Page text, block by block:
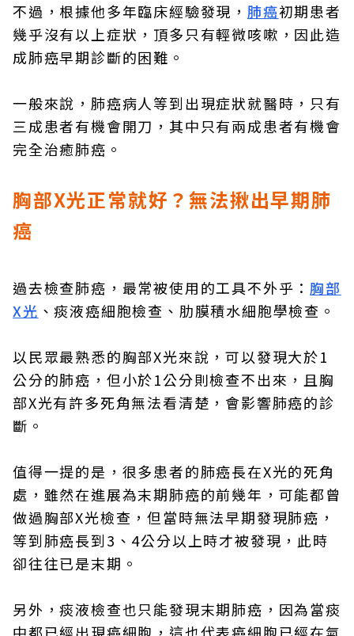
不過，根據他多年臨床經驗發現， 肺癌初期患者
幾乎沒有以上症狀，頂多只有輕微咳嗽，因此造
成肺癌早期診斷的困難。
一般來說，肺癌病人等到出現症狀就醫時，只有
三成患者有機會開刀，其中只有兩成患者有機會
完全治癒肺癌。
胸部X光正常就好？無法揪出早期肺
癌
過去檢查肺癌，最常被使用的工具不外乎： 胸部
X光 、痰液癌細胞檢查、肋膜積水細胞學檢查。
以民眾最熟悉的胸部X光來說，可以發現大於1
公分的肺癌，但小於1公分則檢查不出來，且胸
部X光有許多死角無法看清楚，會影響肺癌的診
斷。
值得一提的是，很多患者的肺癌長在X光的死角
處，雖然在進展為末期肺癌的前幾年，可能都曾
做過胸部X光檢查，但當時無法早期發現肺癌，
等到肺癌長到3、4公分以上時才被發現，此時
卻往往已是末期。
另外，痰液檢查也只能發現末期肺癌，因為當痰